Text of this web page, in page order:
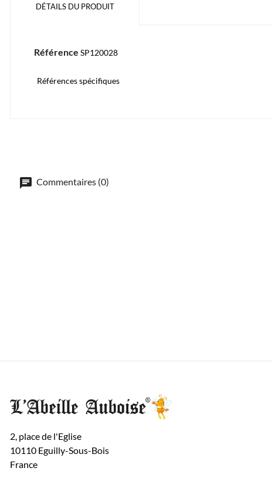
DÉTAILS DU PRODUIT
Référence SP120028
Références spécifiques
Commentaires (0)
2, place de l'Eglise
10110 Eguilly-Sous-Bois
France